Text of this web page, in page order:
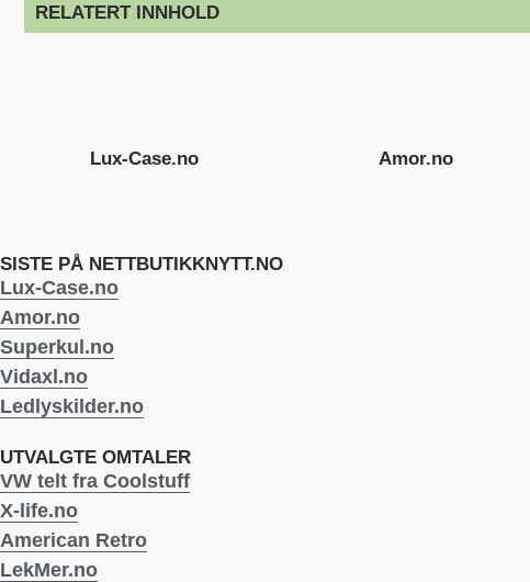
RELATERT INNHOLD
Lux-Case.no Amor.no
SISTE PÅ NETTBUTIKKNYTT.NO
Lux-Case.no
Amor.no
Superkul.no
Vidaxl.no
Ledlyskilder.no
UTVALGTE OMTALER
VW telt fra Coolstuff
X-life.no
American Retro
LekMer.no